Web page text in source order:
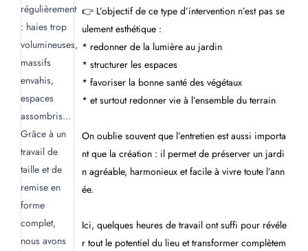
👉 L’objectif de ce type d’intervention n’est pas se
ulement esthétique :
* redonner de la lumière au jardin
* structurer les espaces
* favoriser la bonne santé des végétaux
* et surtout redonner vie à l’ensemble du terrain
On oublie souvent que l’entretien est aussi importa
nt que la création : il permet de préserver un jardi
n agréable, harmonieux et facile à vivre toute l’ann
ée.
Ici, quelques heures de travail ont suffi pour révéle
r tout le potentiel du lieu et transformer complètem